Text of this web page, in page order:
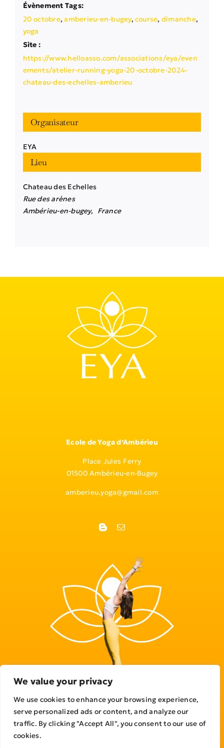
We value your privacy
We use cookies to enhance your browsing experience,
serve personalized ads or content, and analyze our
traffic. By clicking "Accept All", you consent to our use of
cookies.
Évènement Tags:
20 octobre,amberieu-en-bugey, course, dimanche,
yoga
Site :
https://www.helloasso.com/associations/eya/even
ements/atelier-running-yoga-20-octobre-2024-
chateau-des-echelles-amberieu
Lieu
Chateau des Echelles
Rue des arènes
Ambérieu-en-bugey, France
Organisateur
EYA
Ecole de Yoga d’Ambérieu
Place Jules Ferry
01500 Ambérieu-en-Bugey
amberieu.yoga@gmail.com
© Copyright 2023 - 2026 | All Rights Reserved
Politique de confidentialité